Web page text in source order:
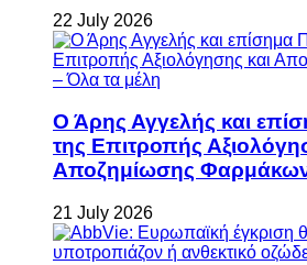
22 July 2026
Ο Άρης Αγγελής και
της Επιτροπής
Αποζημίωσης
21 July 2026